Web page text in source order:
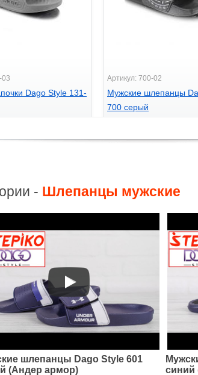
03
Dago Style 131-
Артикул: 700-02
Мужские шлепанцы
700 серый
- Шлепанцы мужские
шлепанцы Dago Style 601
(Андер армор)
синий